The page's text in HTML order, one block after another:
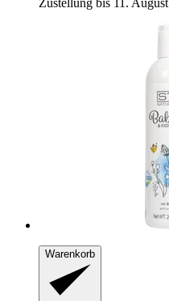
Zustellung bis 11. August
Warenkorb